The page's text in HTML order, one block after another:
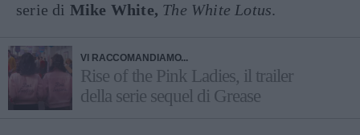
serie di Mike White, The White Lotus.
VI RACCOMANDIAMO...
Rise of the Pink Ladies, il trailer
della serie sequel di Grease